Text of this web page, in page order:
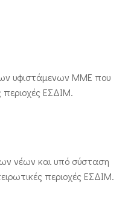
υφιστάμενων ΜΜΕ που
περιοχές ΕΣΔΙΜ.
νέων και υπό σύσταση
περιοχές ΕΣΔΙΜ.